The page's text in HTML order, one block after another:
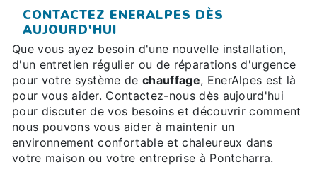
CONTACTEZ ENERALPES DÈS
AUJOURD'HUI
Que vous ayez besoin d'une nouvelle installation,
d'un entretien régulier ou de réparations d'urgence
pour votre système dechauffage, EnerAlpes est là
pour vous aider. Contactez-nous dès aujourd'hui
pour discuter de vos besoins et découvrir comment
nous pouvons vous aider à maintenir un
environnement confortable et chaleureux dans
votre maison ou votre entreprise à Pontcharra.